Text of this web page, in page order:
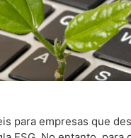
para empresas que